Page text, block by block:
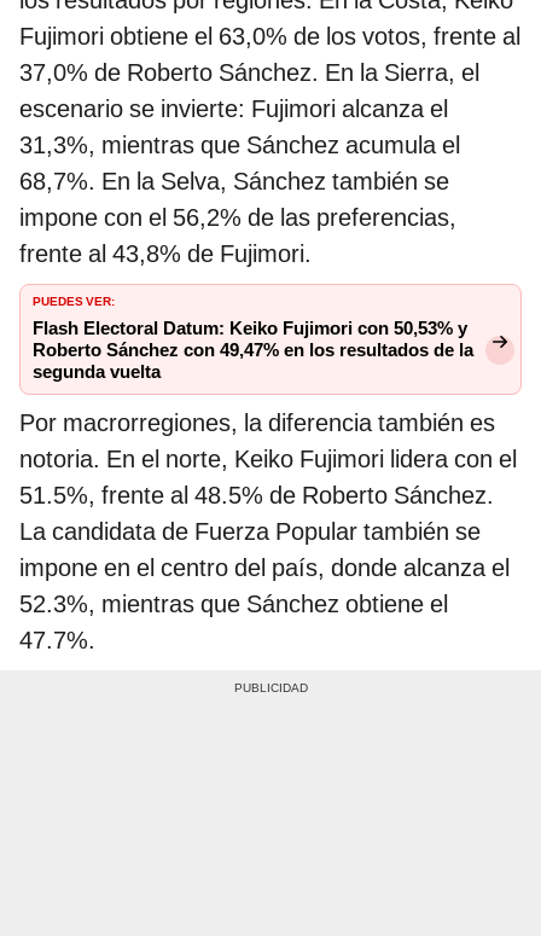
Fujimori obtiene el 63,0% de los votos, frente al
37,0% de Roberto Sánchez. En la Sierra, el
escenario se invierte: Fujimori alcanza el
31,3%, mientras que Sánchez acumula el
68,7%. En la Selva, Sánchez también se
impone con el 56,2% de las preferencias,
frente al 43,8% de Fujimori.
PUEDES VER:
Flash Electoral Datum: Keiko Fujimori con 50,53% y
Roberto Sánchez con 49,47% en los resultados de la
segunda vuelta
Por macrorregiones, la diferencia también es
notoria. En el norte, Keiko Fujimori lidera con el
51.5%, frente al 48.5% de Roberto Sánchez.
La candidata de Fuerza Popular también se
impone en el centro del país, donde alcanza el
52.3%, mientras que Sánchez obtiene el
47.7%.